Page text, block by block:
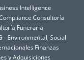
Intelligence
Consultoría
Funeraria
- Environmental, Social
Finanzas
y Adquisiciones